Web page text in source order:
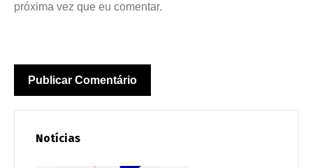
próxima vez que eu comentar.
Notícias